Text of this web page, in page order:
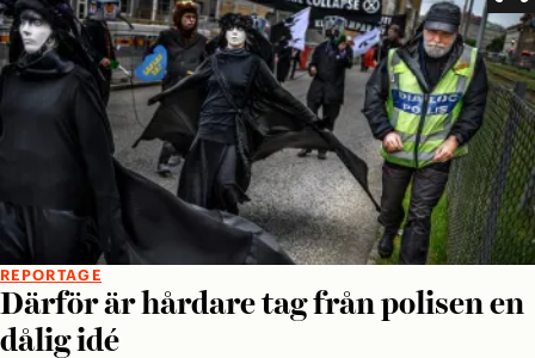
REPORTAGE
Därför är hårdare tag från polisen en
dålig idé